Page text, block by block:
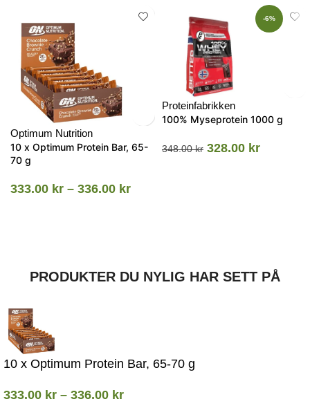
Optimum Nutrition
10 x Optimum Protein Bar, 65-
70 g
333.00 kr – 336.00 kr
-6%
Proteinfabrikken
100% Myseprotein 1000 g
348.00kr 328.00 kr
PRODUKTER DU NYLIG HAR SETT PÅ
10 x Optimum Protein Bar, 65-70 g
333.00 kr – 336.00 kr